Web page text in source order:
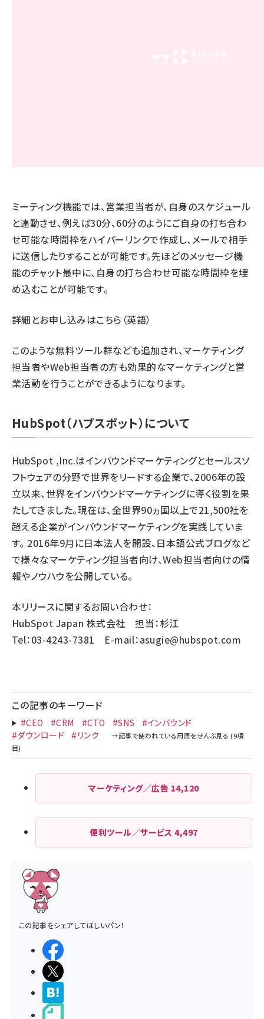
ミーティング機能では、営業担当者が、自身のスケジュール
と連動させ、例えば30分、60分のようにご自身の打ち合わ
せ可能な時間枠をハイパーリンクで作成し、メールで相手
に送信したりすることが可能です。先ほどのメッセージ機
能のチャット最中に、自身の打ち合わせ可能な時間枠を埋
め込むことが可能です。
詳細とお申し込みはこちら （英語）
このような無料ツール群なども追加され、マーケティング
担当者やWeb担当者の方も効果的なマーケティングと営
業活動を行うことができるようになります。
HubSpot（ハブスポット）について
HubSpot ,Inc.はインバウンドマーケティングとセールスソ
フトウェアの分野で世界をリードする企業で、2006年の設
立以来、世界をインバウンドマーケティングに導く役割を果
たしてきました。現在は、全世界90ヵ国以上で21,500社を
超える企業がインバウンドマーケティングを実践していま
す。 2016年9月に日本法人を開設、 日本語公式ブログなど
で様々なマーケティング担当者向け、Web担当者向けの情
報やノウハウを公開している。
本リリースに関するお問い合わせ：
HubSpot Japan 株式会社 担当：杉江
Tel：03-4243-7381 E-mail：asugie@hubspot.com
この記事のキーワード
#CEO #CRM #CTO #SNS
#インバウンド
#ダウンロード
#リンク
マーケティング／広告 14,120
便利ツール／サービス4,497
この記事をシェアしてほしいパン！